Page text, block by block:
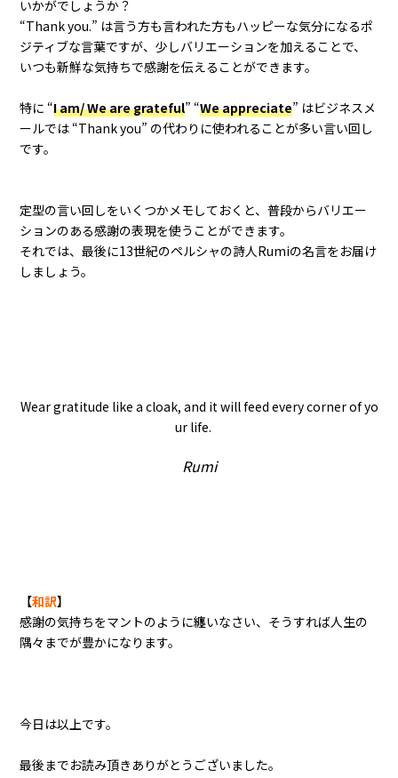
いかがでしょうか？
“Thank you.” は言う方も言われた方もハッピーな気分になるポ
ジティブな言葉ですが、少しバリエーションを加えることで、
いつも新鮮な気持ちで感謝を伝えることができます。
特に “I am/ We are grateful” “We appreciate” はビジネスメ
ールでは “Thank you” の代わりに使われることが多い言い回し
です。
定型の言い回しをいくつかメモしておくと、普段からバリエー
ションのある感謝の表現を使うことができます。
それでは、最後に13世紀のペルシャの詩人Rumiの名言をお届け
しましょう。
Wear gratitude like a cloak, and it will feed every corner of yo
ur life.
Rumi
【和訳】
感謝の気持ちをマントのように纏いなさい、そうすれば人生の
隅々までが豊かになります。
今日は以上です。
最後までお読み頂きありがとうございました。